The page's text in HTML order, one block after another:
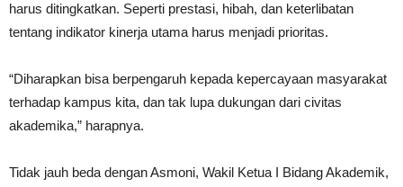
harus ditingkatkan. Seperti prestasi, hibah, dan keterlibatan
tentang indikator kinerja utama harus menjadi prioritas.
“Diharapkan bisa berpengaruh kepada kepercayaan masyarakat
terhadap kampus kita, dan tak lupa dukungan dari civitas
akademika,” harapnya.
Tidak jauh beda dengan Asmoni, Wakil Ketua I Bidang Akademik,